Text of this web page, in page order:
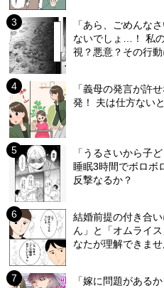
「あら、ごめんな
ないでしょ…！ 私
視？悪意？その行
「義母の発言が許
発！ 夫は仕方ない
「うるさいから子
睡眠3時間でボロボ
反撃なるか？
結婚前提の付き合
ん」と「オムライ
なたが理解できませ
「嫁に問題がある